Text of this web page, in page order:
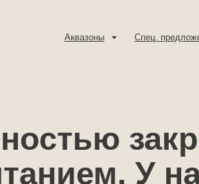
Аквазоны Спец. предложения
Аквазоны Спец. предложения
У